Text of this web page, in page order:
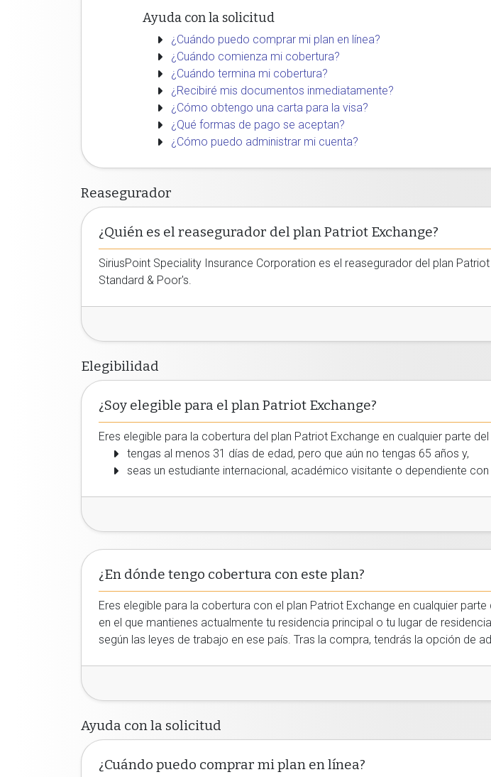
Ayuda con la solicitud
¿Cuándo puedo comprar mi plan en línea?
¿Cuándo comienza mi cobertura?
¿Cuándo termina mi cobertura?
¿Recibiré mis documentos inmediatamente?
¿Cómo obtengo una carta para la visa?
¿Qué formas de pago se aceptan?
¿Cómo puedo administrar mi cuenta?
Reasegurador
¿Quién es el reasegurador del plan Patriot Exchange?
SiriusPoint Speciality Insurance Corporation es el reasegurador del plan
Standard & Poor's.
Elegibilidad
¿Soy elegible para el plan Patriot Exchange?
Eres elegible para la cobertura del plan Patriot Exchange en cualquier parte
tengas al menos 31 días de edad, pero que aún no tengas 65 años y,
seas un estudiante internacional, académico visitante o dependiente
¿En dónde tengo cobertura con este plan?
Eres elegible para la cobertura con el plan Patriot Exchange en cualquier
en el que mantienes actualmente tu residencia principal o tu lugar de
según las leyes de trabajo en ese país. Tras la compra, tendrás la opción de
Ayuda con la solicitud
¿Cuándo puedo comprar mi plan en línea?